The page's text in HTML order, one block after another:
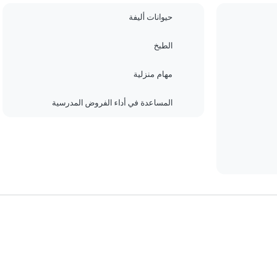
حيوانات أليفة
الطبخ
مهام منزلية
المساعدة في أداء الفروض المدرسية